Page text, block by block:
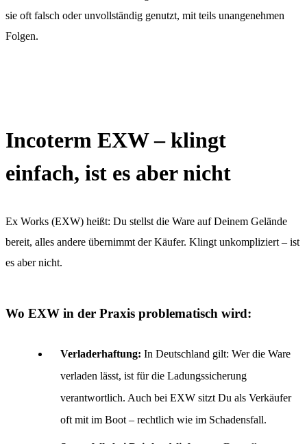
sie oft falsch oder unvollständig genutzt, mit teils unangenehmen
Folgen.
Incoterm EXW – klingt
einfach, ist es aber nicht
Ex Works (EXW) heißt: Du stellst die Ware auf Deinem Gelände
bereit, alles andere übernimmt der Käufer. Klingt unkompliziert – ist
es aber nicht.
Wo EXW in der Praxis problematisch wird:
Verladerhaftung: In Deutschland gilt: Wer die Ware
verladen lässt, ist für die Ladungssicherung
verantwortlich. Auch bei EXW sitzt Du als Verkäufer
oft mit im Boot – rechtlich wie im Schadensfall.